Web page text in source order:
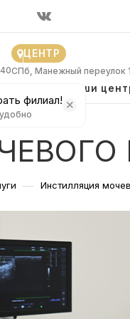
ЦЕНТР
СПб, Манежный переулок
филиал!
Наши
— Инстилляция